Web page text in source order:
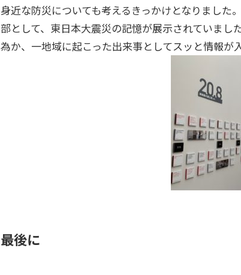
身近な防災についても考えるきっかけとなりまし
部として、東日本大震災の記憶が展示されていま
為か、一地域に起こった出来事としてスッと情報が
最後に